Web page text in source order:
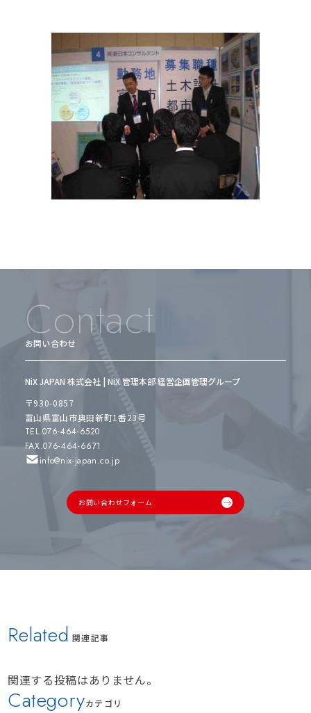
Contact
お問い合わせ
NiX JAPAN 株式会社 | NiX 管理本部 経営企画管理グループ
〒930-0857
富山県富山市奥田新町1番23号
TEL.076-464-6520
FAX.076-464-6671
info@nix-japan.co.jp
お問い合わせフォーム
Related 関連記事
関連する投稿はありません。
Categoryカテゴリ